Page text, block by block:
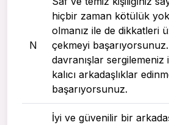
N
hiçbir zaman kötülük
olmanız ile de dikkatleri
çekmeyi
davranışlar sergilemeniz
kalıcı arkadaşlıklar
başarıyorsunuz.
İyi ve güvenilir bir